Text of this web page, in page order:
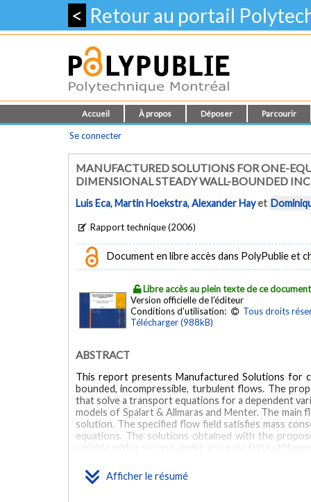
< Retour au portail
Accueil À propos Déposer Parcourir
Se connecter
MANUFACTURED SOLUTIONS FOR ONE-
DIMENSIONAL STEADY WALL-BOUNDED
Luis Eca,Martin Hoekstra,Alexander Hayet
Rapport technique (2006)
Document en libre accès dans PolyPublie et
Libre accès au plein texte de ce document
Version officielle de l'éditeur
Conditions d'utilisation:
Tous droits
Télécharger (988kB)
Afficher le résumé
ABSTRACT
This report presents Manufactured Solutions for
bounded, incompressible, turbulent flows. The
that solve a transport equations for a dependent
models of Spalart & Allmaras and Menter. The
solution. The specified flow field satisfies mass
equations. The solutions obtained with the
variable with a second-order accurate finite-
quantities as to be done carefully to avoid
the three manufactured solutions tested, the